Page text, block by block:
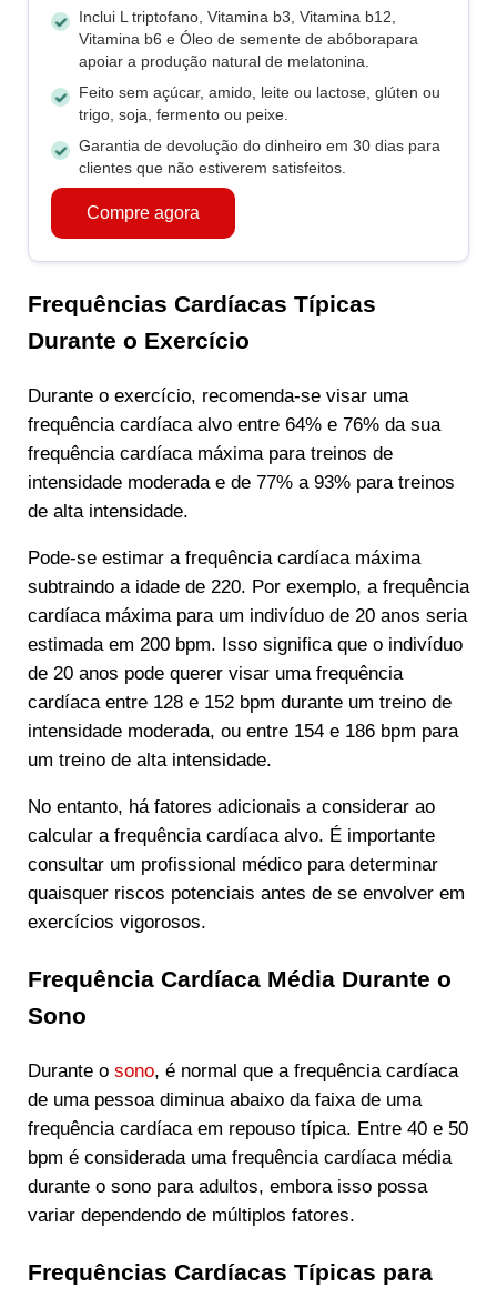
Inclui L triptofano, Vitamina b3, Vitamina b12,
Vitamina b6 e Óleo de semente de abóborapara
apoiar a produção natural de melatonina.
Feito sem açúcar, amido, leite ou lactose, glúten ou
trigo, soja, fermento ou peixe.
Garantia de devolução do dinheiro em 30 dias para
clientes que não estiverem satisfeitos.
Compre agora
Frequências Cardíacas Típicas
Durante o Exercício
Durante o exercício, recomenda-se visar uma
frequência cardíaca alvo entre 64% e 76% da sua
frequência cardíaca máxima para treinos de
intensidade moderada e de 77% a 93% para treinos
de alta intensidade.
Pode-se estimar a frequência cardíaca máxima
subtraindo a idade de 220. Por exemplo, a frequência
cardíaca máxima para um indivíduo de 20 anos seria
estimada em 200 bpm. Isso significa que o indivíduo
de 20 anos pode querer visar uma frequência
cardíaca entre 128 e 152 bpm durante um treino de
intensidade moderada, ou entre 154 e 186 bpm para
um treino de alta intensidade.
No entanto, há fatores adicionais a considerar ao
calcular a frequência cardíaca alvo. É importante
consultar um profissional médico para determinar
quaisquer riscos potenciais antes de se envolver em
exercícios vigorosos.
Frequência Cardíaca Média Durante o
Sono
Durante o sono, é normal que a frequência cardíaca
de uma pessoa diminua abaixo da faixa de uma
frequência cardíaca em repouso típica. Entre 40 e 50
bpm é considerada uma frequência cardíaca média
durante o sono para adultos, embora isso possa
variar dependendo de múltiplos fatores.
Frequências Cardíacas Típicas para